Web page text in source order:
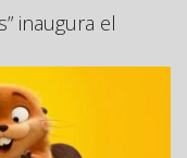
inaugura el